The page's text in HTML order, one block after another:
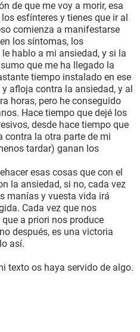
de que me voy a morir, esa
esfínteres y tienes que ir al
comienza a manifestarse
los síntomas, los
hablo a mi ansiedad, y si la
que me ha llegado la
tiempo instalado en ese
afloja contra la ansiedad, y al
horas, pero he conseguido
Hace tiempo que dejé los
desde hace tiempo que
contra la otra parte de mi
tardar) ganan los
esas cosas que con el
la ansiedad, si no, cada vez
manías y vuesta vida irá
Cada vez que nos
a priori nos produce
después, es una victoria
así.
texto os haya servido de algo.